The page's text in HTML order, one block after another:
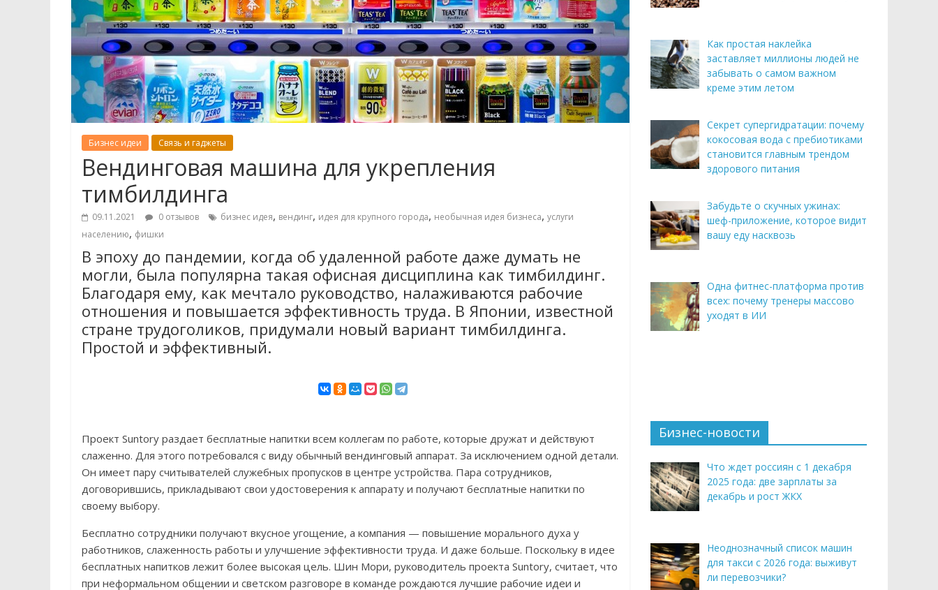
Бизнес идеи Связь и гаджеты
Вендинговая машина для укрепления
тимбилдинга
09.11.2021 0 отзывов бизнес идея, вендинг, идея для крупного города, необычная идея бизнеса, услуги
населению, фишки
В эпоху до пандемии, когда об удаленной работе даже думать не
могли, была популярна такая офисная дисциплина как тимбилдинг.
Благодаря ему, как мечтало руководство, налаживаются рабочие
отношения и повышается эффективность труда. В Японии, известной
стране трудоголиков, придумали новый вариант тимбилдинга.
Простой и эффективный.
Проект Suntory раздает бесплатные напитки всем коллегам по работе, которые дружат и действуют
слаженно. Для этого потребовался с виду обычный вендинговый аппарат. За исключением одной детали.
Он имеет пару считывателей служебных пропусков в центре устройства. Пара сотрудников,
договорившись, прикладывают свои удостоверения к аппарату и получают бесплатные напитки по
своему выбору.
Бесплатно сотрудники получают вкусное угощение, а компания — повышение морального духа у
работников, слаженность работы и улучшение эффективности труда. И даже больше. Поскольку в идее
бесплатных напитков лежит более высокая цель. Шин Мори, руководитель проекта Suntory, считает, что
при неформальном общении и светском разговоре в команде рождаются лучшие рабочие идеи и
Как простая наклейка
заставляет миллионы людей не
забывать о самом важном
креме этим летом
Секрет супергидратации: почему
кокосовая вода с пребиотиками
становится главным трендом
здорового питания
Забудьте о скучных ужинах:
шеф-приложение, которое видит
вашу еду насквозь
Одна фитнес-платформа против
всех: почему тренеры массово
уходят в ИИ
Бизнес-новости
Что ждет россиян с 1 декабря
2025 года: две зарплаты за
декабрь и рост ЖКХ
Неоднозначный список машин
для такси с 2026 года: выживут
ли перевозчики?